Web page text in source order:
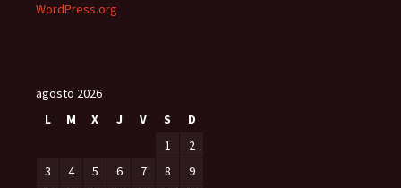
WordPress.org
agosto 2026
L
M X J V S
D
1
2
3
4 5 6 7 8
9